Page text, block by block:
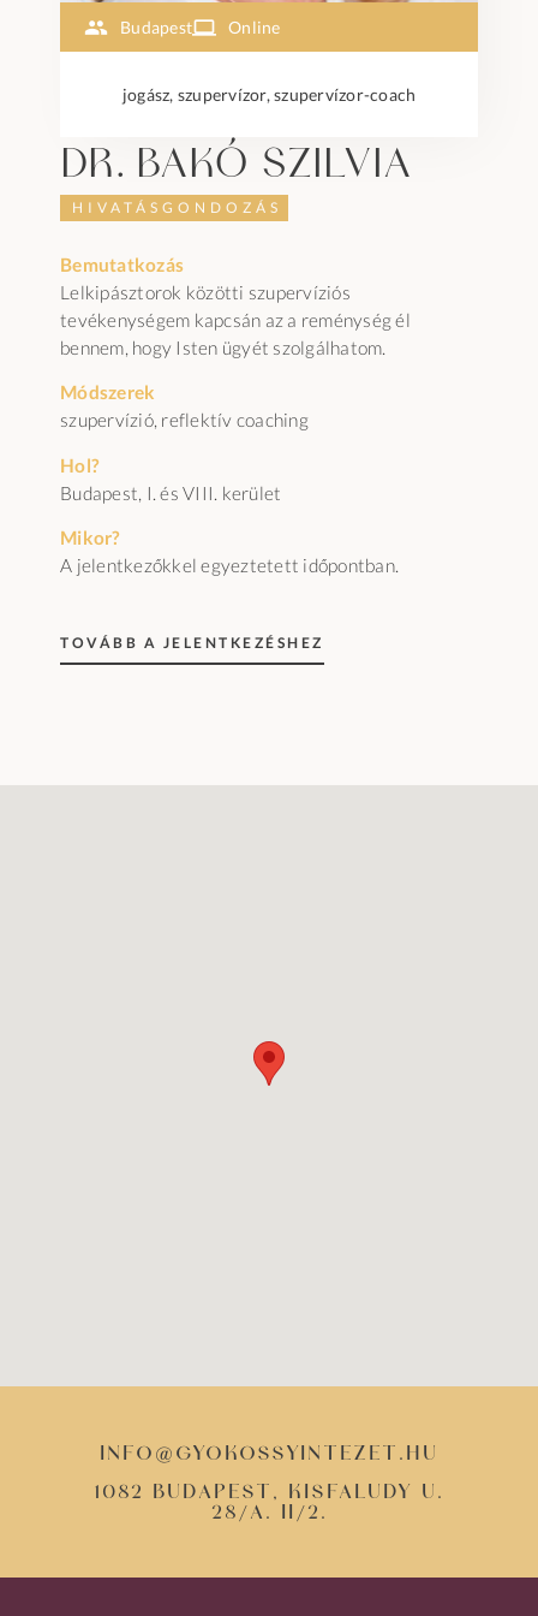
Budapest Online
jogász, szupervízor, szupervízor-coach
dr. Bakó Szilvia
HIVATÁSGONDOZÁS
Bemutatkozás
Lelkipásztorok közötti szupervíziós
tevékenységem kapcsán az a reménység él
bennem, hogy Isten ügyét szolgálhatom.
Módszerek
szupervízió, reflektív coaching
Hol?
Budapest, I. és VIII. kerület
Mikor?
A jelentkezőkkel egyeztetett időpontban.
TOVÁBB A JELENTKEZÉSHEZ
info@gyokossyintezet.hu
1082 Budapest, Kisfaludy u.
28/a. II/2.